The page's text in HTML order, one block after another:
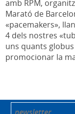
amb RPM,
Marató de
«pacemakers»,
4 dels nostres
uns quants
promocionar la